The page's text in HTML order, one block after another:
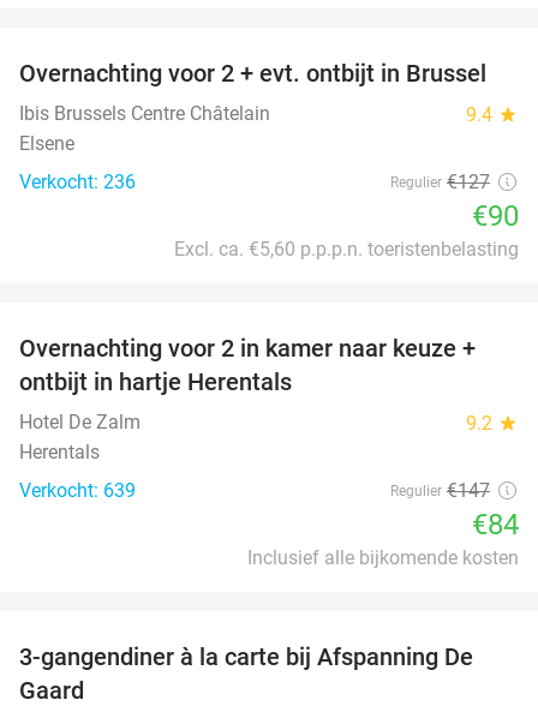
29%
Overnachting voor 2 + evt. ontbijt in Brussel
Ibis Brussels Centre Châtelain 9.4 star
Elsene
Verkocht: 236
Regulier €127
€90
Excl. ca. €5,60 p.p.p.n. toeristenbelasting
43%
Overnachting voor 2 in kamer naar keuze +
ontbijt in hartje Herentals
Hotel De Zalm 9.2 star
Herentals
Verkocht: 639
Regulier €147
€84
Inclusief alle bijkomende kosten
34%
3-gangendiner à la carte bij Afspanning De
Gaard